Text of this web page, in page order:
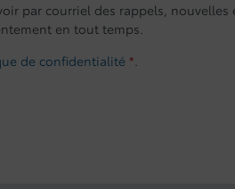
par courriel des rappels,
en tout temps.
de confidentialité *.